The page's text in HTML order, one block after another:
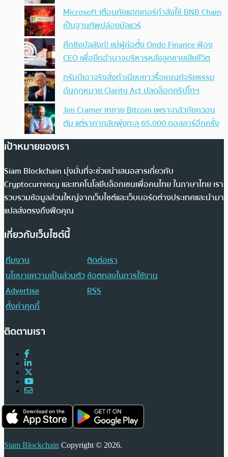
Microsoft เตือนภัยแฮกเกอร์กำลังใช้ BNB Chain
เป็นฐานทัพปล่อยมัลแวร์
ศึกชิงบัลลังก์! แม่ผู้ก่อตั้ง Ondo Finance ฟ้อง
CEO เพื่อยึดอำนาจบริหารหลังลูกชายเสียชีวิต
ทรัมป์เอาจริง สั่งทำเนียบขาวรื้อเกณฑ์จริยธรรม
ดันกฎหมาย Clarity Act ปลดล็อกคริปโทฯ
Jim Cramer เทขาย Bitcoin เพราะกลัวภัยควอน
ตัม แต่ราคากลับพุ่งทะลุ 65,000 ดอลลาร์อีกครั้ง
เป้าหมายของเรา
Siam Blockchain มุ่งมั่นที่จะช่วยนำเสนอสารเกี่ยวกับ
Cryptocurrency และเทคโนโลยีบล็อกเชนเพื่อคนไทย ในภาษาไทย เรา
รวบรวมข้อมูลส่วนใหญ่จากเว็บไซต์และเว็บบอร์ดต่างประเทศและนำมา
แปลส่งตรงถึงฟีดคุณ
เกี่ยวกับเว็บไซต์นี้
ทีมงาน
ติดต่อเรา
นโยบายความเป็นส่วนตัวข้อตกลงในการใช้งาน
Advertise
RSS
ตั้งค่าคุกกี้
ติดตามเรา
Siam Blockchain Copyright © 2026.